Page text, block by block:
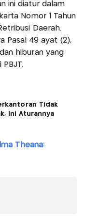
ini diatur dalam
Nomor 1 Tahun
Daerah.
Pasal 49 ayat (2),
hiburan yang
Tidak
Ini Aturannya
Theana: